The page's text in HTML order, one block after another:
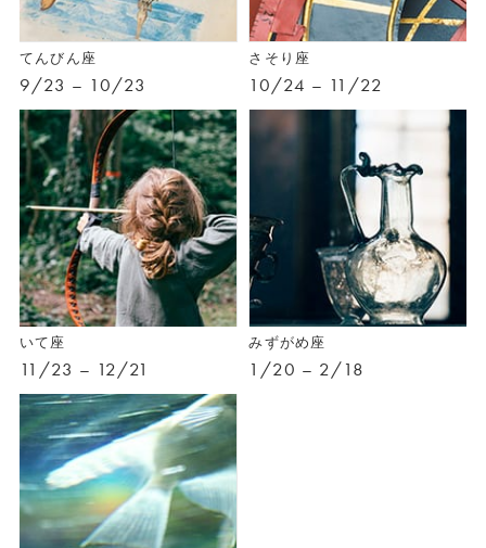
てんびん座
9/23 – 10/23
さそり座
10/24 – 11/22
いて座
11/23 – 12/21
みずがめ座
1/20 – 2/18